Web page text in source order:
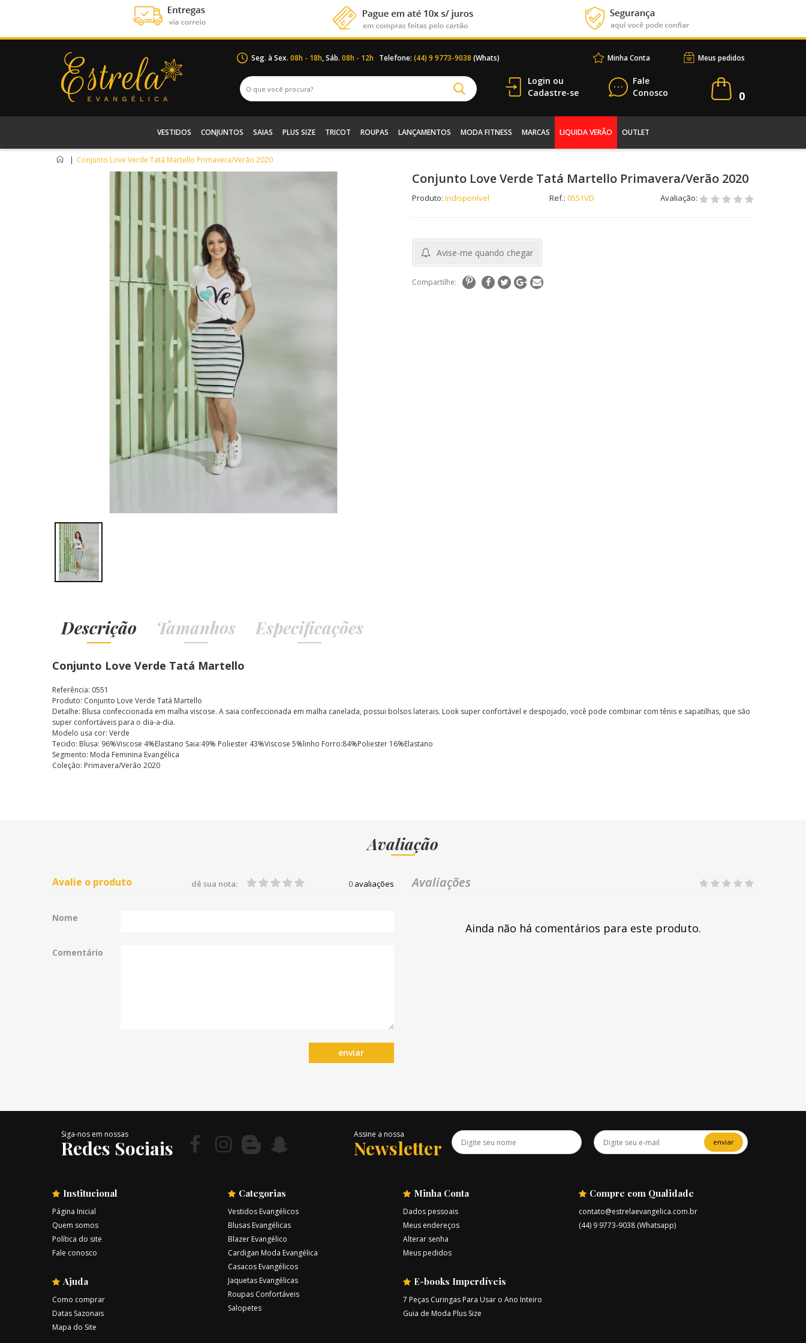
Seg. à Sex. 08h - 18h, Sáb. 08h - 12h Telefone: (44) 9 9773-9038 (Whats) Meus pedidos
Minha Conta
Login ou
Cadastre-se
Fale
Conosco
0
VESTIDOS CONJUNTOS SAIAS PLUS SIZE TRICOT ROUPAS LANÇAMENTOS MODA FITNESS MARCAS LIQUIDA VERÃO OUTLET
| Conjunto Love Verde Tatá Martello Primavera/Verão 2020
Conjunto Love Verde Tatá Martello Primavera/Verão 2020
Produto: Indisponível Ref.: 0551VD Avaliação:
Avise-me quando chegar
Compartilhe:
Descrição
Conjunto Love Verde Tatá Martello
Referência: 0551
Produto: Conjunto Love Verde Tatá Martello
Detalhe: Blusa confeccionada em malha viscose. A saia confeccionada em malha canelada, possui bolsos laterais. Look super confortável e despojado, você pode combinar com tênis e sapatilhas, que são
super confortáveis para o dia-a-dia.
Modelo usa cor: Verde
Tecido: Blusa: 96%Viscose 4%Elastano Saia:49% Poliester 43%Viscose 5%linho Forro:84%Poliester 16%Elastano
Segmento: Moda Feminina Evangélica
Coleção: Primavera/Verão 2020
Tamanhos Especificações
Avaliação
Avalie o produto 0 avaliações
dê sua nota:
Nome
Comentário
enviar
Avaliações
Ainda não há comentários para este produto.
Siga-nos em nossas
Redes Sociais
Assine a nossa
Newsletter enviar
Institucional
Página Inicial
Quem somos
Política do site
Fale conosco
Ajuda
Como comprar
Datas Sazonais
Mapa do Site
Categorias
Vestidos Evangélicos
Blusas Evangélicas
Blazer Evangélico
Cardigan Moda Evangélica
Casacos Evangélicos
Jaquetas Evangélicas
Roupas Confortáveis
Salopetes
Minha Conta
Dados pessoais
Meus endereços
Alterar senha
Meus pedidos
E-books Imperdíveis
7 Peças Curingas Para Usar o Ano Inteiro
Guia de Moda Plus Size
Compre com Qualidade
contato@estrelaevangelica.com.br
(44) 9 9773-9038 (Whatsapp)